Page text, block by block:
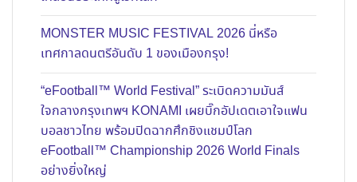
MONSTER MUSIC FESTIVAL 2026 นี่หรือ
เทศกาลดนตรีอันดับ 1 ของเมืองกรุง!
“eFootball™ World Festival” ระเบิดความมันส์
ใจกลางกรุงเทพฯ KONAMI เผยบิ๊กอัปเดตเอาใจแฟน
บอลชาวไทย พร้อมปิดฉากศึกชิงแชมป์โลก
eFootball™ Championship 2026 World Finals
อย่างยิ่งใหญ่